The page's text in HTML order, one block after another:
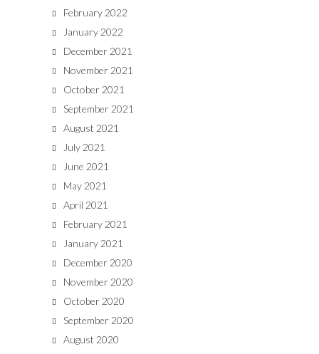
February 2022
January 2022
December 2021
November 2021
October 2021
September 2021
August 2021
July 2021
June 2021
May 2021
April 2021
February 2021
January 2021
December 2020
November 2020
October 2020
September 2020
August 2020